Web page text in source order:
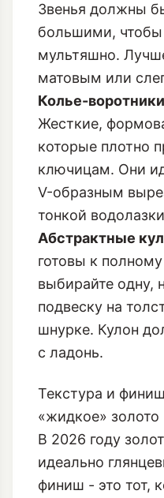
Звенья должны
большими, чтобы
мультяшно.
матовым или
Колье-
Жесткие,
которые плотно
ключицам. Они
V-образным
тонкой
Абстрактные
готовы к
выбирайте одну,
подвеску на
шнурке. Кулон
с ладонь.
Текстура и
«жидкое» золото
В 2026 году
идеально
финиш - это тот,